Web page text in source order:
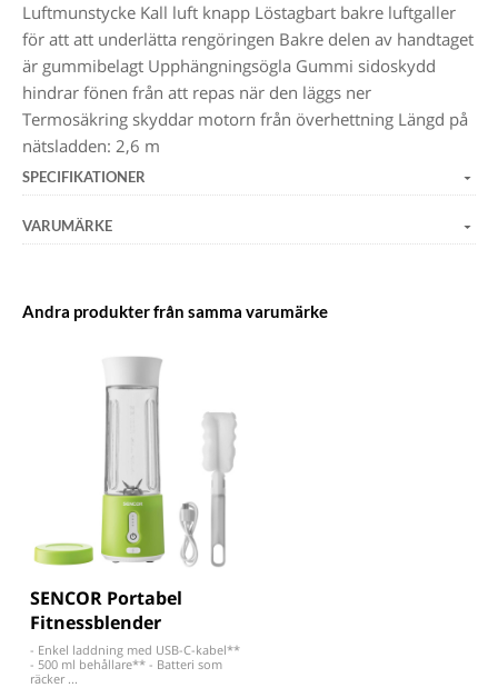
Luftmunstycke Kall luft knapp Löstagbart bakre luftgaller
för att att underlätta rengöringen Bakre delen av handtaget
är gummibelagt Upphängningsögla Gummi sidoskydd
hindrar fönen från att repas när den läggs ner
Termosäkring skyddar motorn från överhettning Längd på
nätsladden: 2,6 m
SPECIFIKATIONER
VARUMÄRKE
Andra produkter från samma varumärke
SENCOR Portabel
Fitnessblender
- Enkel laddning med USB-C-kabel**
- 500 ml behållare** - Batteri som
räcker ...